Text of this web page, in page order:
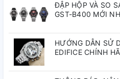
Độ chính xác: ±30 giây một
Tuổi thọ pin xấp xỉ: 3 năm với
Tổng trọng lượng : 33g
ĐẬP HỘP VÀ SO
GST-B400 MỚI
HƯỚNG DẪN SỬ
EDIFICE CHÍNH